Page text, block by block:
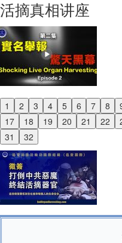
活摘真相讲座
1 2 3 4 5 6 7 8
17
18 19 20 21 22
31
32
Previous
Next